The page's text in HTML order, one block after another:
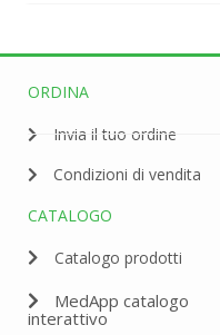
ORDINA
Invia il tuo ordine
Condizioni di vendita
CATALOGO
Catalogo prodotti
MedApp catalogo
interattivo